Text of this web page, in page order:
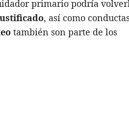
primario podría
, así como
también son parte de los